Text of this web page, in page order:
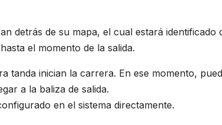
detrás de su mapa, el cual estará
el momento de la salida.
tanda inician la carrera. En ese momento,
a la baliza de salida.
en el sistema directamente.